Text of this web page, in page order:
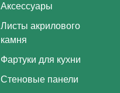
Аксессуары
Листы акрилового
камня
Фартуки для кухни
Стеновые панели